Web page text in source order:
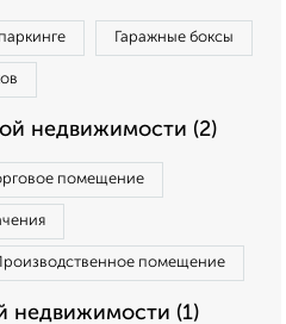
Гаражные боксы
недвижимости (2)
помещение
помещение
недвижимости (1)